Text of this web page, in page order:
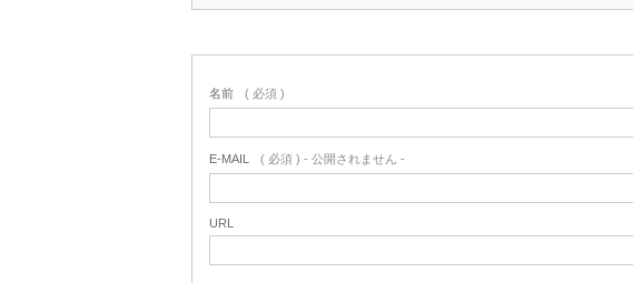
名前 ( 必須 )
E-MAIL ( 必須 ) - 公開されません -
URL